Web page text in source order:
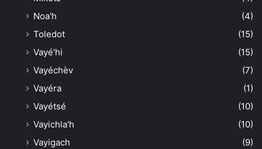
Noa'h
(4)
Toledot
(15)
Vayé'hi
(15)
Vayéchèv
(7)
Vayéra
(1)
Vayétsé
(10)
Vayichla'h
(10)
Vayigach
(9)